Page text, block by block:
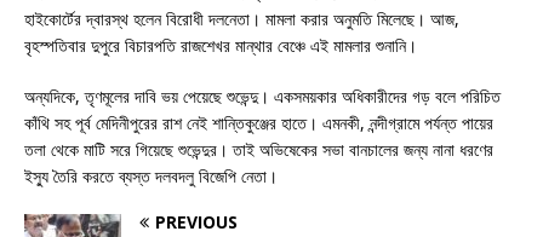
হাইকোর্টের দ্বারস্থ হলেন বিরোধী দলনেতা। মামলা করার অনুমতি মিলেছে। আজ,
বৃহস্পতিবার দুপুরে বিচারপতি রাজশেখর মান্থার বেঞ্চে এই মামলার শুনানি।
অন্যদিকে, তৃণমূলের দাবি ভয় পেয়েছে শুভেন্দু। একসময়কার অধিকারীদের গড় বলে পরিচিত
কাঁথি সহ পূর্ব মেদিনীপুরের রাশ নেই শান্তিকুঞ্জের হাতে। এমনকী, নন্দীগ্রামে পর্যন্ত পায়ের
তলা থেকে মাটি সরে গিয়েছে শুভেন্দুর। তাই অভিষেকের সভা বানচালের জন্য নানা ধরণের
ইস্যু তৈরি করতে ব্যস্ত দলবদলু বিজেপি নেতা।
PREVIOUS